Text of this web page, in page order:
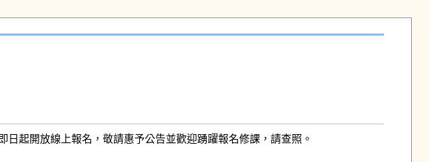
起開放線上報名，敬請惠予公告並歡迎踴躍報名修課，請查照。